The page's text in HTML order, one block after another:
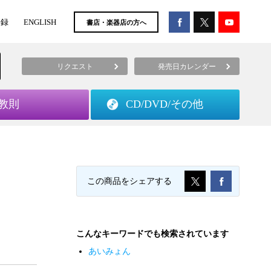
ENGLISH 書店・楽器店の方へ
リクエスト 発売日カレンダー
則 CD/DVD/その他
この商品をシェアする
こんなキーワードでも検索されています
あいみょん